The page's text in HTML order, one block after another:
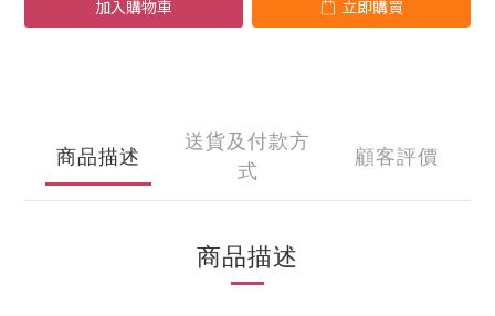
加入購物車 立即購買
商品描述
送貨及付款方
式
顧客評價
商品描述